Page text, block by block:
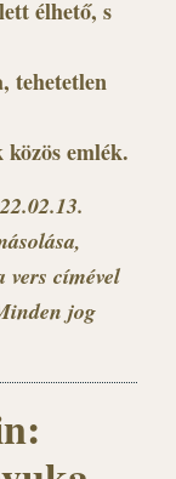
élhető, s
tehetetlen
közös emlék.
vers címével
jog